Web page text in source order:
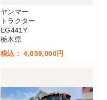
ヤンマー
トラクター
EG441Y
栃木県
税込： 4,059,000円